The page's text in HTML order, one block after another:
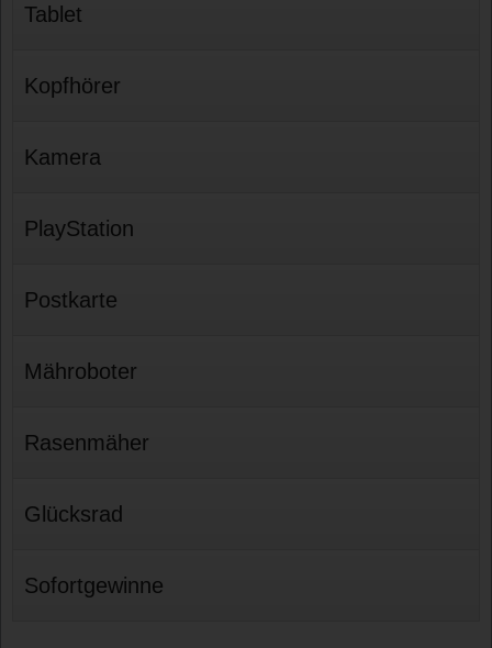
Tablet
Kopfhörer
Kamera
PlayStation
Postkarte
Mähroboter
Rasenmäher
Glücksrad
Sofortgewinne